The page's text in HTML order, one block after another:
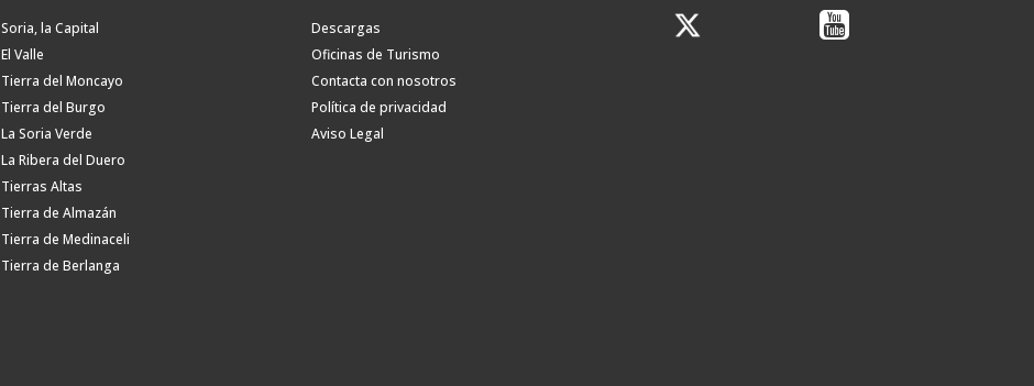
Soria, la Capital
El Valle
Tierra del Moncayo
Tierra del Burgo
La Soria Verde
La Ribera del Duero
Tierras Altas
Tierra de Almazán
Tierra de Medinaceli
Tierra de Berlanga
Descargas
Oficinas de Turismo
Contacta con nosotros
Política de privacidad
Aviso Legal